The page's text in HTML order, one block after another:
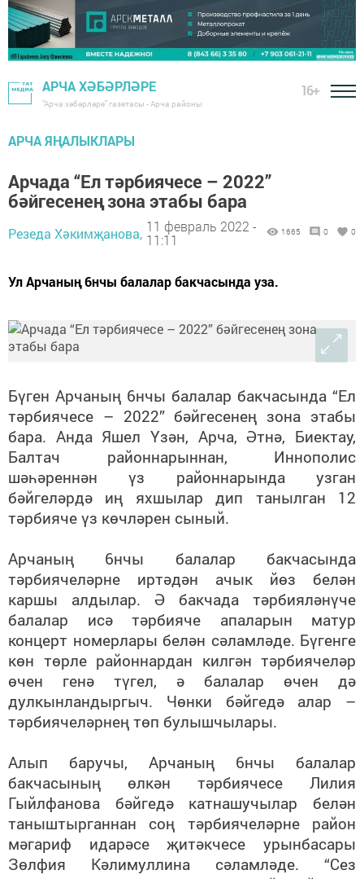
АРЧА ХӘБӘРЛӘРЕ
"Арча хәбәрләре" газетасы - Арча районы
16+
АРЧА ЯҢАЛЫКЛАРЫ
Арчада “Ел тәрбиячесе – 2022”
бәйгесенең зона этабы бара
Резеда Хәкимҗанова, 11 февраль 2022 -
11:11
1665 0 0
Ул Арчаның 6нчы балалар бакчасында уза.
Бүген Арчаның 6нчы балалар бакчасында “Ел
тәрбиячесе – 2022” бәйгесенең зона этабы
бара. Анда Яшел Үзән, Арча, Әтнә, Биектау,
Балтач районнарыннан, Иннополис
шәһәреннән үз районнарында узган
бәйгеләрдә иң яхшылар дип танылган 12
тәрбияче үз көчләрен сыный.
Арчаның 6нчы балалар бакчасында
тәрбиячеләрне иртәдән ачык йөз белән
каршы алдылар. Ә бакчада тәрбияләнүче
балалар исә тәрбияче апаларын матур
концерт номерлары белән сәламләде. Бүгенге
көн төрле районнардан килгән тәрбиячеләр
өчен генә түгел, ә балалар өчен дә
дулкынландыргыч. Чөнки бәйгедә алар –
тәрбиячеләрнең төп булышчылары.
Алып баручы, Арчаның 6нчы балалар
бакчасының өлкән тәрбиячесе Лилия
Гыйлфанова бәйгедә катнашучылар белән
таныштырганнан соң тәрбиячеләрне район
мәгариф идарәсе җитәкчесе урынбасары
Зөлфия Кәлимуллина сәламләде. “Сез